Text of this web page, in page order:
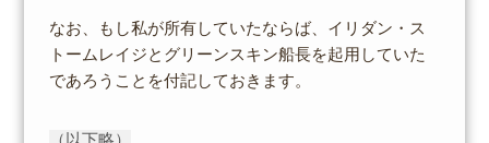
なお、もし私が所有していたならば、イリダン・ス
トームレイジとグリーンスキン船長を起用していた
であろうことを付記しておきます。